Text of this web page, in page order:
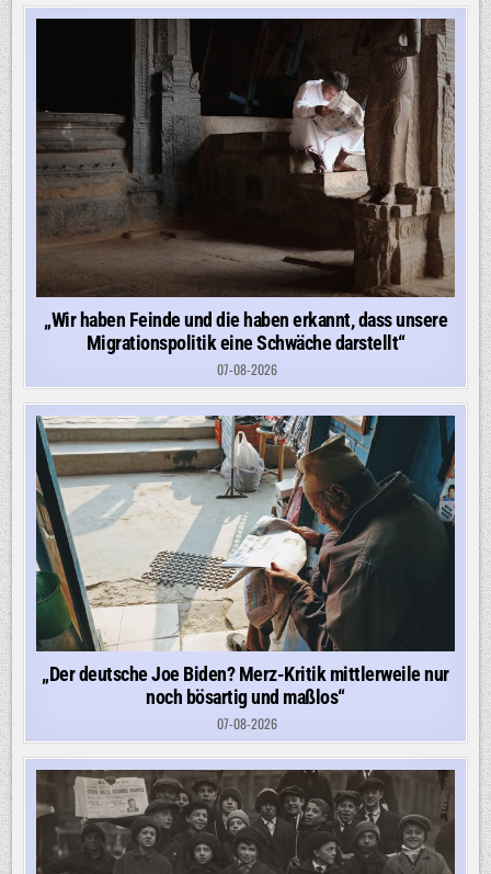
„Wir haben Feinde und die haben erkannt, dass unsere
Migrationspolitik eine Schwäche darstellt“
07-08-2026
„Der deutsche Joe Biden? Merz-Kritik mittlerweile nur
noch bösartig und maßlos“
07-08-2026